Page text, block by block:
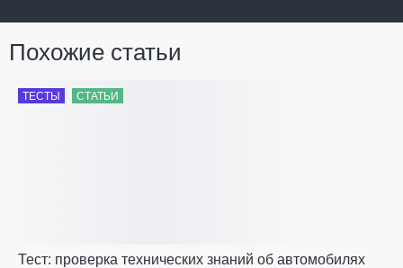
Похожие статьи
ТЕСТЫ СТАТЬИ
Тест: проверка технических знаний об автомобилях